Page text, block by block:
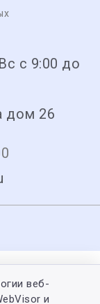
с 9:00 до
дом 26
веб-
и